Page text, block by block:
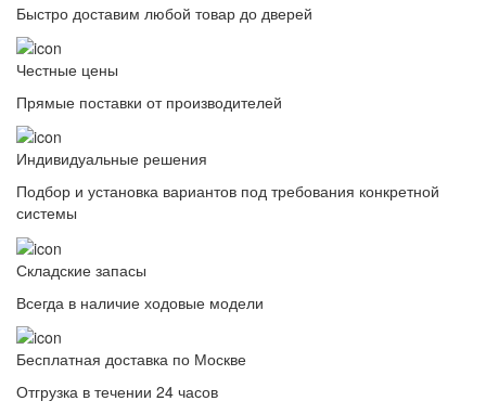
Быстро доставим любой товар до дверей
Честные цены
Прямые поставки от производителей
Индивидуальные решения
Подбор и установка вариантов под требования конкретной
системы
Складские запасы
Всегда в наличие ходовые модели
Бесплатная доставка по Москве
Отгрузка в течении 24 часов